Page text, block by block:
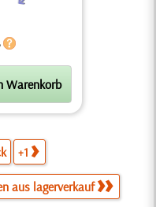
+1
aus lagerverkauf